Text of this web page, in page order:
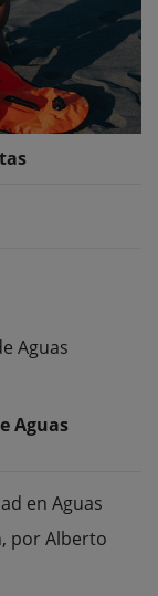
Aguas
en Aguas
por Alberto